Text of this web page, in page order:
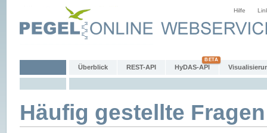
Hilfe
Überblick REST-API HyDAS-API
Häufig gestellte